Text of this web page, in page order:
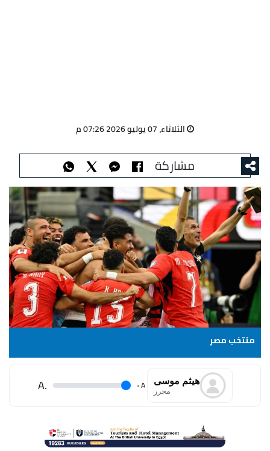
الثلاثاء، 07 يوليو 2026 07:26 م
مشاركة
منتخب مصر
هيثم موسى
محرر A
.
.A